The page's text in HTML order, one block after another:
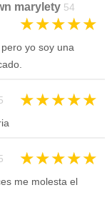
marylety 54
★★★★★
yo soy una
★★★★★
★★★★★
me molesta el